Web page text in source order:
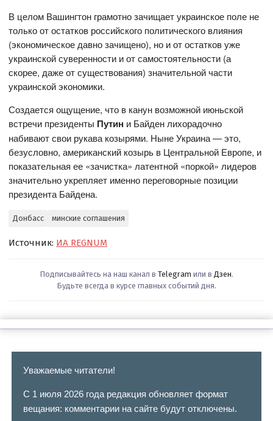
В целом Вашингтон грамотно зачищает украинское поле не
только от остатков российского политического влияния
(экономическое давно зачищено), но и от остатков уже
украинской суверенности и от самостоятельности (а
скорее, даже от существования) значительной части
украинской экономики.
Создается ощущение, что в канун возможной июньской
встречи президенты Путин и Байден лихорадочно
набивают свои рукава козырями. Ныне Украина — это,
безусловно, американский козырь в Центральной Европе, и
показательная ее «зачистка» латентной «поркой» лидеров
значительно укрепляет именно переговорные позиции
президента Байдена.
Донбасс минские соглашения
Источник: ИА REGNUM
Подписывайтесь на наш канал в Telegram или в Дзен.
Будьте всегда в курсе главных событий дня.
Уважаемые читатели!
С 1 июля 2026 года редакция обновляет формат
вещания: комментарии на сайте будут отключены.